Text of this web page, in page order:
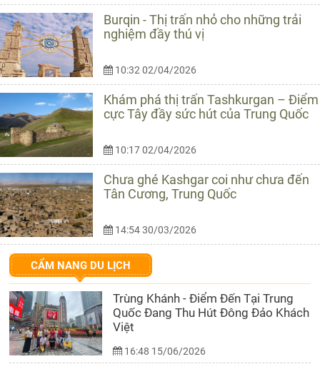
Burqin - Thị trấn nhỏ cho những trải
nghiệm đầy thú vị
10:32 02/04/2026
Khám phá thị trấn Tashkurgan – Điểm
cực Tây đầy sức hút của Trung Quốc
10:17 02/04/2026
Chưa ghé Kashgar coi như chưa đến
Tân Cương, Trung Quốc
14:54 30/03/2026
CẨM NANG DU LỊCH
Trùng Khánh - Điểm Đến Tại Trung
Quốc Đang Thu Hút Đông Đảo Khách
Việt
16:48 15/06/2026